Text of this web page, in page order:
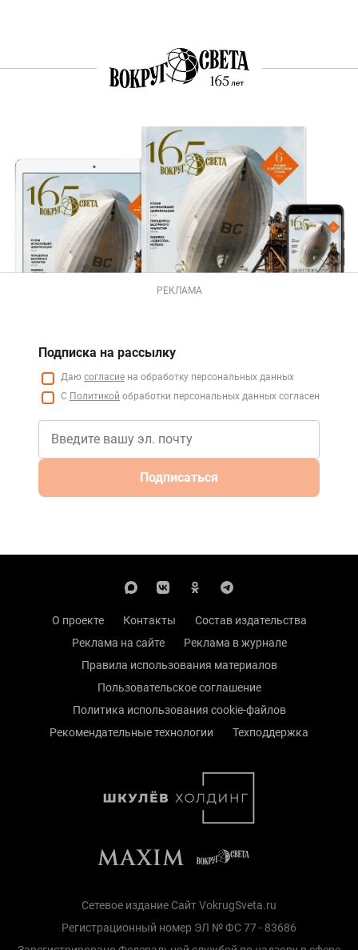
РЕКЛАМА
Подписка на рассылку
Даю согласие на обработку персональных данных
С Политикой обработки персональных данных согласен
Подписаться
О проекте Контакты
Состав издательства
Реклама на сайте
Реклама в журнале
Правила использования материалов
Пользовательское соглашение
Политика использования cookie-файлов
Рекомендательные технологии
Техподдержка
Сетевое издание Сайт VokrugSveta.ru
Регистрационный номер ЭЛ № ФС 77 - 83686